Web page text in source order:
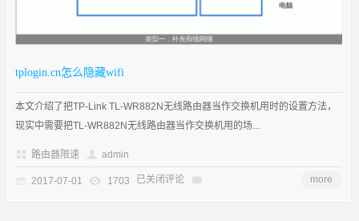
tplogin.cn怎么隐藏wifi
本文介绍了把TP-Link TL-WR882N无线路由器当作交换机用时的设置方法，
现实中需要把TL-WR882N无线路由器当作交换机用的场...
路由器限速 admin
2017-07-01 1703 已关闭评论 more